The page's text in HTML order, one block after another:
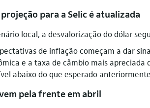
para a Selic é atualizada
local, a desvalorização do dólar
de inflação começam a dar
e a taxa de câmbio mais
abaixo do que esperado
pela frente em abril